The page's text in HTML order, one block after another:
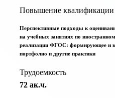
Повышение квалификации
Перспективные подходы к
на учебных занятиях по
реализации ФГОС: формирующее и
портфолио и другие практики
Трудоемкость
72 ак.ч.